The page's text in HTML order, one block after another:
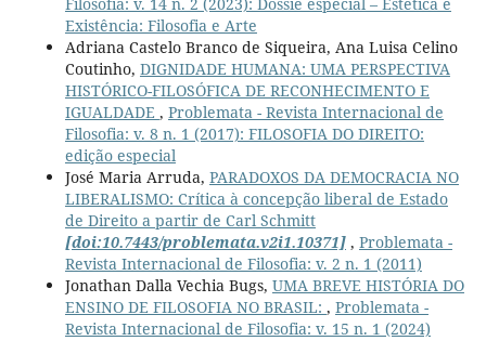
Existência: Filosofia e Arte
Adriana Castelo Branco de Siqueira, Ana Luisa Celino
Coutinho, DIGNIDADE HUMANA: UMA PERSPECTIVA
HISTÓRICO-FILOSÓFICA DE RECONHECIMENTO E
IGUALDADE , Problemata - Revista Internacional de
Filosofia: v. 8 n. 1 (2017): FILOSOFIA DO DIREITO:
edição especial
José Maria Arruda, PARADOXOS DA DEMOCRACIA NO
LIBERALISMO: Crítica à concepção liberal de Estado
de Direito a partir de Carl Schmitt
[doi:10.7443/problemata.v2i1.10371], Problemata -
Revista Internacional de Filosofia: v. 2 n. 1 (2011)
Jonathan Dalla Vechia Bugs, UMA BREVE HISTÓRIA DO
ENSINO DE FILOSOFIA NO BRASIL: , Problemata -
Revista Internacional de Filosofia: v. 15 n. 1 (2024)